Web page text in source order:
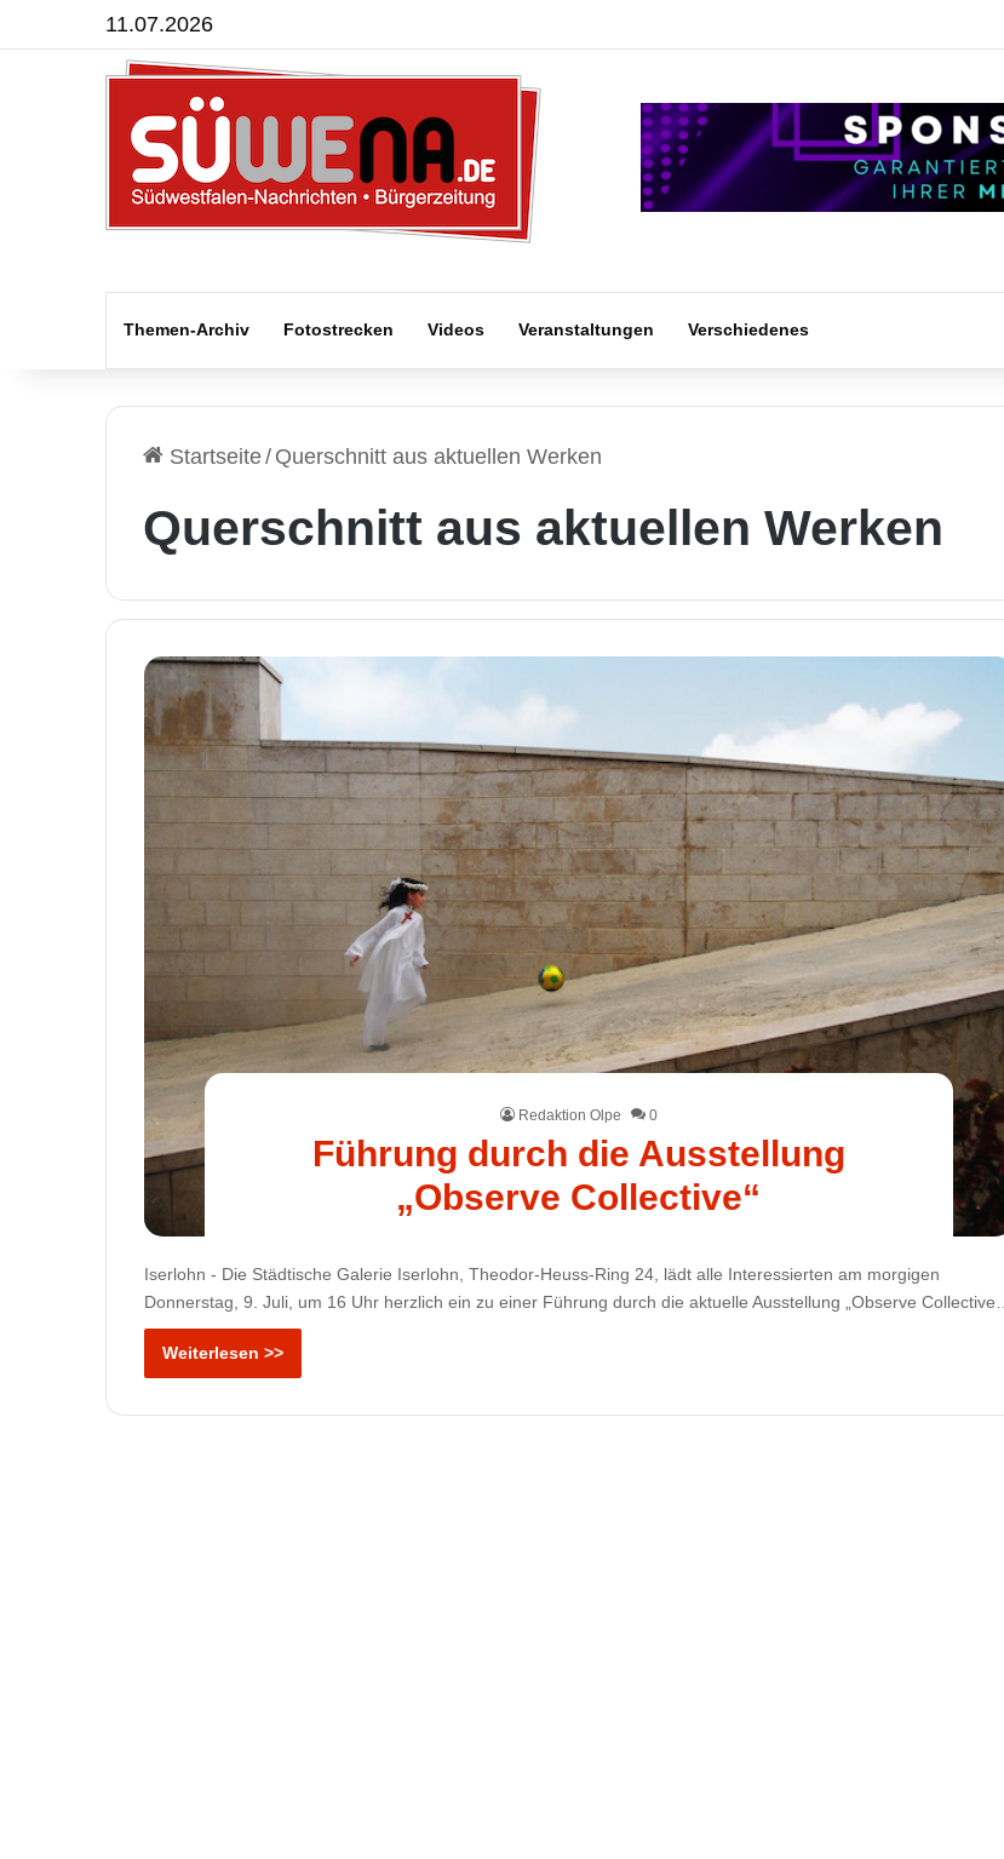
11.07.2026
Themen-Archiv Fotostrecken Videos Veranstaltungen Verschiedenes
Startseite/ Querschnitt aus aktuellen Werken
Querschnitt aus aktuellen Werken
Redaktion Olpe 0
Führung durch die Ausstellung
„Observe Collective“
Iserlohn - Die Städtische Galerie Iserlohn, Theodor-Heuss-Ring 24, lädt alle Interessierten am morgigen
Donnerstag, 9. Juli, um 16 Uhr herzlich ein zu einer Führung durch die aktuelle Ausstellung „Observe Collective…
Weiterlesen >>